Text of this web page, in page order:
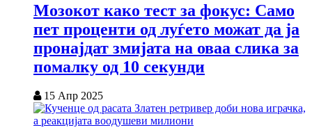
Мозокот како тест за фокус: Само
пет проценти од луѓето можат да ја
пронајдат змијата на оваа слика за
помалку од 10 секунди
15 Апр 2025